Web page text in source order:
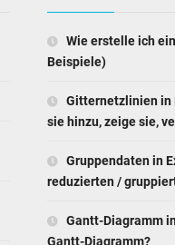
Wie erstelle ich
Beispiele)
Gitternetzlinien in
sie hinzu, zeige sie,
Gruppendaten in
reduzierten /
Gantt-Diagramm
Gantt-Diagramm?